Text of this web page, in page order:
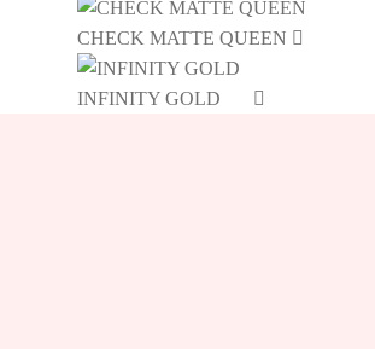
CHECK MATTE QUEEN
INFINITY GOLD